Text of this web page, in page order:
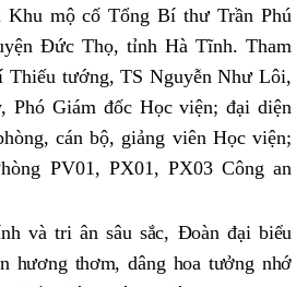
Khu mộ cố Tổng Bí thư Trần Phú
Đức Thọ, tỉnh Hà Tĩnh. Tham
Thiếu tướng, TS Nguyễn Như Lôi,
Phó Giám đốc Học viện; đại diện
cán bộ, giảng viên Học viện;
PV01, PX01, PX03 Công an
và tri ân sâu sắc, Đoàn đại biểu
hương thơm, dâng hoa tưởng nhớ